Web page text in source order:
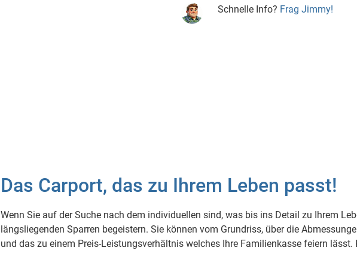
Schnelle Info? Frag Jimmy!
Das Carport, das zu Ihrem Leben passt!
Wenn Sie auf der Suche nach dem individuellen sind, was bis ins Detail zu Ihrem
längsliegenden Sparren begeistern. Sie können vom Grundriss, über die
und das zu einem Preis-Leistungsverhältnis welches Ihre Familienkasse feiern